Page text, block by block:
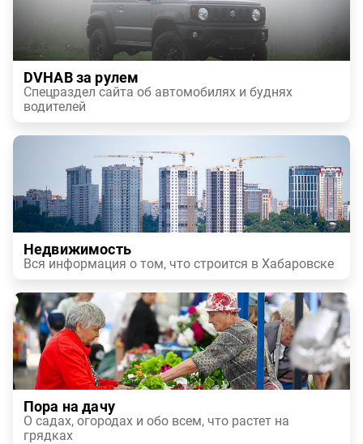
DVHAB за рулем
Спецраздел сайта об автомобилях и буднях
водителей
Недвижимость
Вся информация о том, что строится в Хабаровске
Пора на дачу
О садах, огородах и обо всем, что растет на
грядках